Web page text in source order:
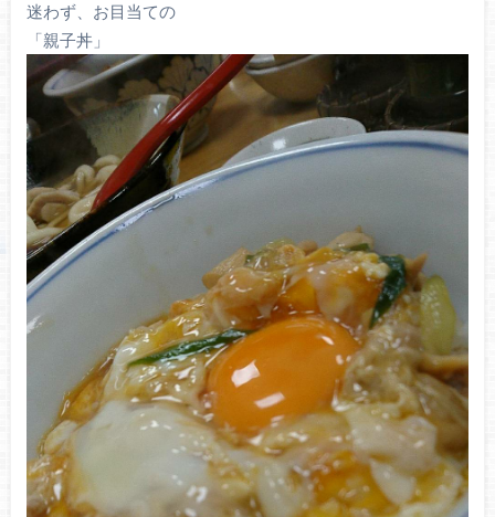
迷わず、お目当ての
「親子丼」